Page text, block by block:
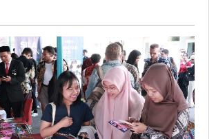
dan
Diaspora
Indonesia
Gatot
Susanto